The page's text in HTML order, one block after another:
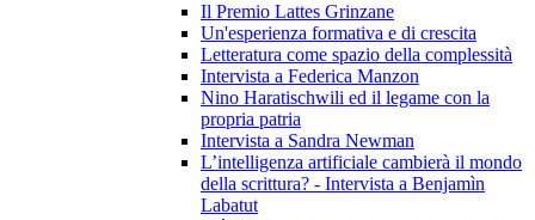
Il Premio Lattes Grinzane
Un'esperienza formativa e di crescita
Letteratura come spazio della complessità
Intervista a Federica Manzon
Nino Haratischwili ed il legame con la
propria patria
Intervista a Sandra Newman
L’intelligenza artificiale cambierà il mondo
della scrittura? - Intervista a Benjamìn
Labatut